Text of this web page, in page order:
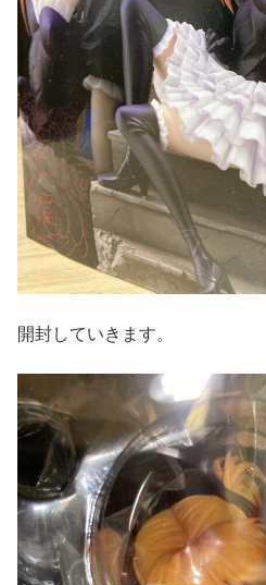
開封していきます。